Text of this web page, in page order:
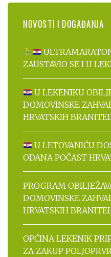
NOVOSTI I DOGAĐANJA
ZAUSTAVIO SE I U
U LEKENIKU
DOMOVINSKE
HRVATSKIH
U LETOVANIĆU
ODANA POČAST
PROGRAM
DOMOVINSKE
HRVATSKIH
OPĆINA LEKENIK
ZA ZAKUP